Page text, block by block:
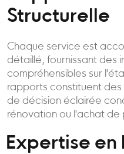
Structurelle
Chaque service est
détaillé, fournissant des
compréhensibles sur
rapports constituent des
de décision éclairée
rénovation ou l'achat de
Expertise